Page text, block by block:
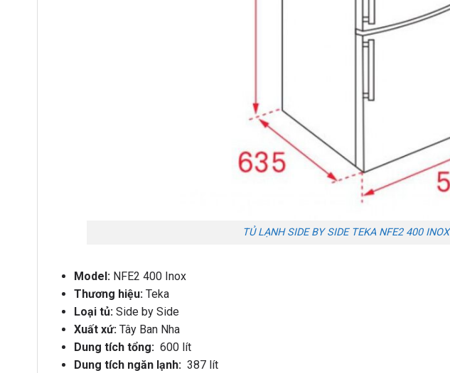
TỦ LẠNH SIDE BY SIDE TEKA NFE2 400 INOX
Model:NFE2 400 Inox
Thương hiệu:Teka
Loại tủ:Side by Side
Xuất xứ:Tây Ban Nha
Dung tích tổng:600 lít
Dung tích ngăn lạnh:387 lít